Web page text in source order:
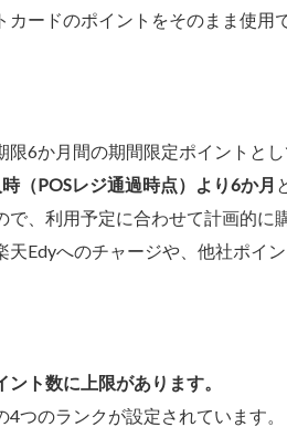
ードのポイントをそのまま使用
6か月間の期間限定ポイントとし
（POSレジ通過時点）より6か月
、利用予定に合わせて計画的に
Edyへのチャージや、他社ポイ
ント数に上限があります。
つのランクが設定されています。